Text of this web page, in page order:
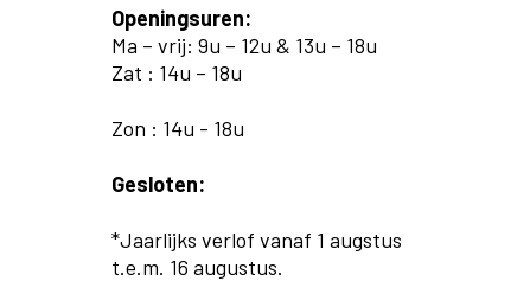
Openingsuren:
Ma – vrij: 9u – 12u & 13u – 18u
Zat : 14u – 18u
Zon : 14u - 18u
Gesloten:
*Jaarlijks verlof vanaf 1 augstus
t.e.m. 16 augustus.